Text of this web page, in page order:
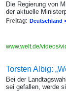
Die Regierung von
der aktuelle
Freitag: Deutschland
www.welt.de/videos/
Torsten Albig:
Bei der
sei gefallen, werde